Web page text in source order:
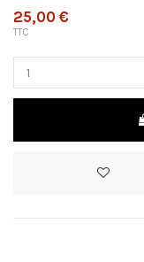
25,00 €
TTC